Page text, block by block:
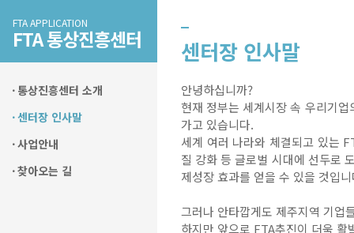
FTA APPLICATION
FTA 통상진흥센터
통상진흥센터 소개
센터장 인사말
사업안내
찾아오는 길
센터장 인사말
안녕하십니까?
현재 정부는 세계시장 속 우리기
가고 있습니다.
세계 여러 나라와 체결되고 있는
질 강화 등 글로벌 시대에 선두로
제성장 효과를 얻을 수 있을 것입
그러나 안타깝게도 제주지역 기업
하지만 앞으로 FTA추진이 더욱